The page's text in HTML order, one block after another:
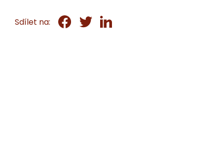
Sdílet na: